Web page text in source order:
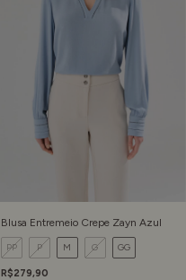
Blusa Entremeio Crepe Zayn Azul
PP P M G GG
R$279,90